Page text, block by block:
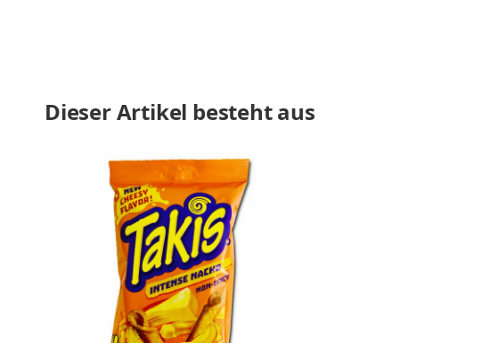
Dieser Artikel besteht aus